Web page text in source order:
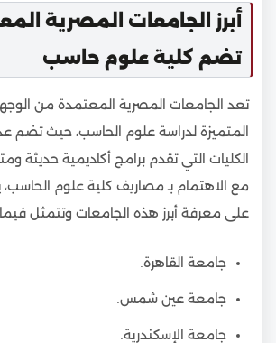
أبرز الجامعات المصرية
تضم كلية علوم حاسب
تعد الجامعات المصرية المعتمدة من
المتميزة لدراسة علوم الحاسب، حيث تضم
الكليات التي تقدم برامج أكاديمية حديثة
مع الاهتمام بـ مصاريف كلية علوم
على معرفة أبرز هذه الجامعات وتتمثل
جامعة القاهرة.
جامعة عين شمس.
جامعة الإسكندرية.